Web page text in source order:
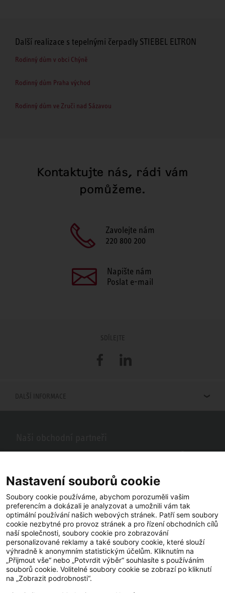
Další realizace s tepelnými čerpadly STIEBEL ELTRON
Rodinný dům v obci Chýně
Rodinný dům Praha východ
Rodinný dům ve Zruči nad Sázavou
Kontaktujte nás, rádi vám
pomůžeme.
Zavolejte nám
220 800 200
Napište nám
Poslat e-mail
SDÍLEJTE
FacebookLinkedIn
DALŠÍ INFORMACE
se vám naši partneři ve vašem okolí.
YouTube Facebook LinkedIn
Nastavení souborů cookie
Soubory cookie používáme, abychom porozuměli vašim
preferencím a dokázali je analyzovat a umožnili vám tak
optimální používání našich webových stránek. Patří sem soubory
cookie nezbytné pro provoz stránek a pro řízení obchodních cílů
naší společnosti, soubory cookie pro zobrazování
personalizované reklamy a také soubory cookie, které slouží
výhradně k anonymním statistickým účelům. Kliknutím na
„Přijmout vše“ nebo „Potvrdit výběr“ souhlasíte s používáním
souborů cookie. Volitelné soubory cookie se zobrazí po kliknutí
na „Zobrazit podrobnosti“.